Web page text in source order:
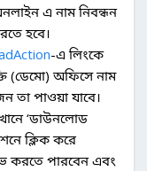
এ নাম নিবন্ধন
হবে।
-এ লিংকে
(ডেমো) অফিসে নাম
তা পাওয়া যাবে।
‘ডাউনলোড
ক্লিক করে
করতে পারবেন এবং